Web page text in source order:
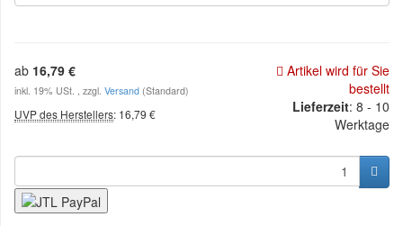
ab 16,79 €
inkl. 19% USt. , zzgl. Versand (Standard)
UVP des Herstellers: 16,79 €
Artikel wird für Sie
bestellt
Lieferzeit: 8 - 10
Werktage